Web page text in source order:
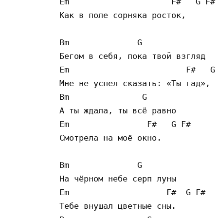
Как в поле сорняка росток,
Bm              G
Бегом в себя, пока твой взгляд
Em                        F#   G
Мне не успел сказать: «Ты гад»,
Bm               G
А ты ждала, ты всё равно
Em                F#   G F#
Смотрела на моё окно.
Bm              G
На чёрном небе серп луны
Em                    F#  G F#
Тебе внушал цветные сны.